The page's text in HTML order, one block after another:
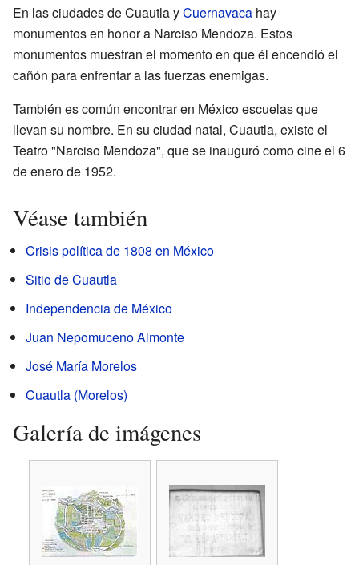
En las ciudades de Cuautla yCuernavaca hay
monumentos en honor a Narciso Mendoza. Estos
monumentos muestran el momento en que él encendió el
cañón para enfrentar a las fuerzas enemigas.
También es común encontrar en México escuelas que
llevan su nombre. En su ciudad natal, Cuautla, existe el
Teatro "Narciso Mendoza", que se inauguró como cine el 6
de enero de 1952.
Véase también
Crisis política de 1808 en México
Sitio de Cuautla
Independencia de México
Juan Nepomuceno Almonte
José María Morelos
Cuautla (Morelos)
Galería de imágenes